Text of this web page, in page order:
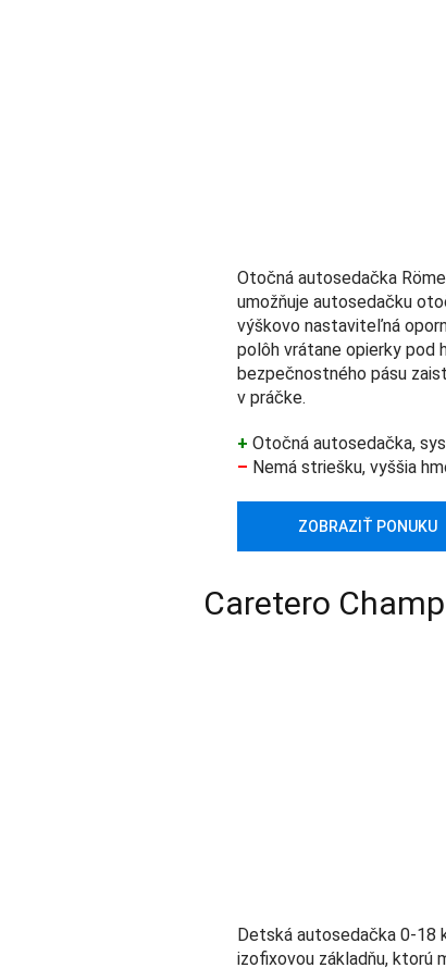
Otočná autosedačka
umožňuje autosedačku
výškovo nastaviteľná
polôh vrátane opierky pod
bezpečnostného pásu
v práčke.
+ Otočná autosedačka,
– Nemá striešku, vyššia
ZOBRAZIŤ PONUKU
Caretero
Detská autosedačka 0-18
izofixovou základňu, ktorú